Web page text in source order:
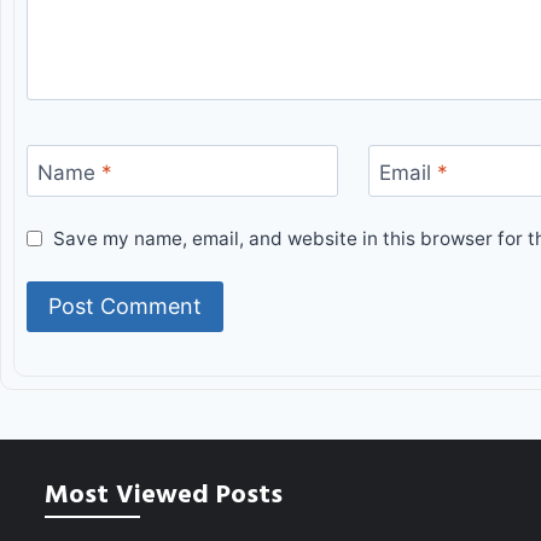
Name * Email *
Save my name, email, and website in this browser for
Most Viewed Posts